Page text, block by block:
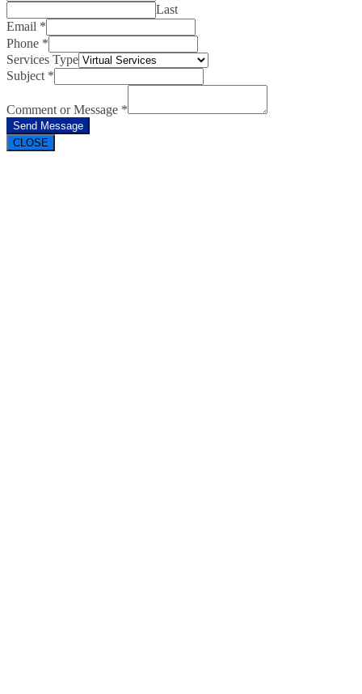
Last
Email *
Phone *
Services Type
Subject *
Comment or Message *
Send Message
CLOSE